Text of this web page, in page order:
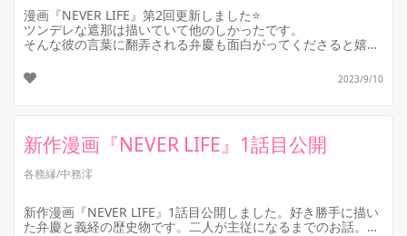
漫画『NEVER LIFE』第2回更新しました⭐️
ツンデレな遮那は描いていて他のしかったです。
そんな彼の言葉に翻弄される弁慶も面白がってくださると嬉し
2023/9/10
新作漫画『NEVER LIFE』1話目公開
各務縁/中務澪
新作漫画『NEVER LIFE』1話目公開しました。好き勝手に描い
た弁慶と義経の歴史物です。二人が主従になるまでのお話。と